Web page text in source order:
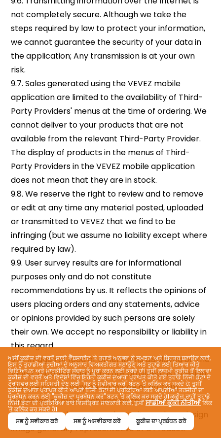
ਅਸੀਂ ਕੂਕੀਜ਼ ਦੀ ਵਰਤੋਂ ਸਾਡੀ ਵੈੱਬਸਾਈਟ 'ਤੇ ਤੁਹਾਡੇ ਅਨੁਭਵ ਨੂੰ ਸਮਝਣ ਅਤੇ ਬਿਹਤਰ ਬਣਾਉਣ ਲਈ,
ਇਸ ਨੂੰ ਤੁਹਾਡੀਆਂ ਰੁਚੀਆਂ ਦੇ ਅਨੁਸਾਰ ਵਿਅਕਤੀਗਤ ਬਣਾਉਣ ਅਤੇ ਤੁਹਾਡੇ ਲਈ ਤਿਆਰ ਕੀਤੇ
ਵਿਗਿਆਪਨ ਅਤੇ ਮਾਰਕੀਟਿੰਗ ਸੰਚਾਰ ਨੂੰ ਪੂਰਾ ਕਰਨ ਲਈ ਕਰਦੇ ਹਾਂ। ਤੁਸੀਂ ਲਾਜ਼ਮੀ ਕੂਕੀਜ਼ ਤੋਂ ਇਲਾਵਾ
ਕੂਕੀਜ਼ ਦੀ ਵਰਤੋਂ ਅਤੇ ਵਿਦੇਸ਼ਾਂ ਵਿੱਚ ਇਹਨਾਂ ਕੂਕੀਜ਼ ਦੁਆਰਾ ਪ੍ਰਾਪਤ ਕੀਤੇ ਗਏ ਤੁਹਾਡੇ ਨਿੱਜੀ ਡੇਟਾ ਦੇ
ਟ੍ਰਾਂਸਫਰ ਲਈ ਸਹਿਮਤੀ ਦੇਣ ਲਈ "ਸਭ ਨੂੰ ਸਵੀਕਾਰ ਕਰੋ" ਬਟਨ 'ਤੇ ਕਲਿੱਕ ਕਰ ਸਕਦੇ ਹੋ; ਤੁਸੀਂ
ਕੂਕੀਜ਼ ਦੁਆਰਾ ਪ੍ਰਾਪਤ ਕੀਤੇ ਆਪਣੇ ਨਿੱਜੀ ਡੇਟਾ ਦੀ ਪ੍ਰਕਿਰਿਆ ਲਈ ਆਪਣੀਆਂ ਤਰਜੀਹਾਂ ਦਾ
ਪ੍ਰਬੰਧਨ ਕਰਨ ਲਈ "ਕੂਕੀਜ਼ ਦਾ ਪ੍ਰਬੰਧਨ ਕਰੋ" ਬਟਨ 'ਤੇ ਕਲਿੱਕ ਕਰ ਸਕਦੇ ਹੋ। ਕੂਕੀਜ਼ ਰਾਹੀਂ ਤੁਹਾਡੇ
ਨਿੱਜੀ ਡੇਟਾ ਦੀ ਪ੍ਰਕਿਰਿਆ ਬਾਰੇ ਵਿਸਤ੍ਰਿਤ ਜਾਣਕਾਰੀ ਲਈ, ਤੁਸੀਂਸਾਡੀਆਂ ਕੂਕੀ ਨੀਤੀਆਂਲਿੰਕ
'ਤੇ ਕਲਿੱਕ ਕਰ ਸਕਦੇ ਹੋ।
ਸਭ ਨੂੰ ਸਵੀਕਾਰ ਕਰੋ ਸਭ ਨੂੰ ਅਸਵੀਕਾਰ ਕਰੋ ਕੂਕੀਜ਼ ਦਾ ਪ੍ਰਬੰਧਨ ਕਰੋ